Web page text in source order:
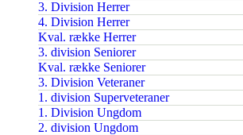
3. Division Herrer
4. Division Herrer
Kval. række Herrer
3. division Seniorer
Kval. række Seniorer
3. Division Veteraner
1. division Superveteraner
1. Division Ungdom
2. division Ungdom